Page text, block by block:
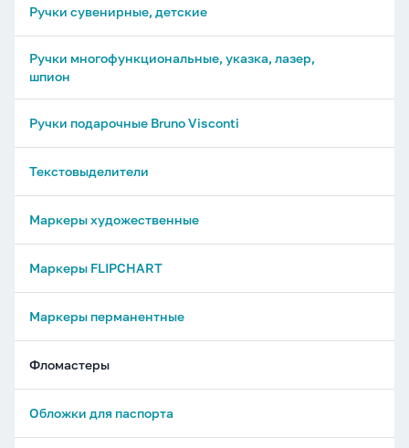
Ручки сувенирные, детские
Ручки многофункциональные, указка, лазер,
шпион
Ручки подарочные Bruno Visconti
Текстовыделители
Маркеры художественные
Маркеры FLIPCHART
Маркеры перманентные
Фломастеры
Обложки для паспорта